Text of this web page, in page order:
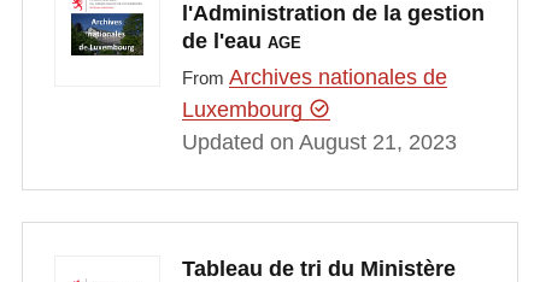
l'Administration de la gestion
de l'eau AGE
From Archives nationales de
Luxembourg
Updated on August 21, 2023
Tableau de tri du Ministère